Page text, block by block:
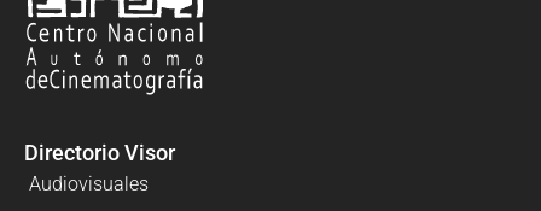
Directorio Visor
Audiovisuales